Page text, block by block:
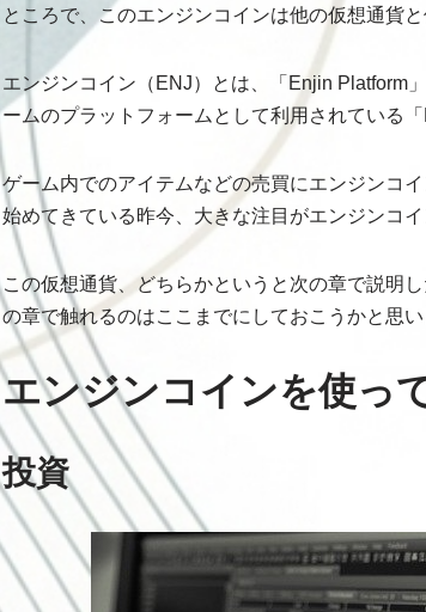
ところで、このエンジンコインは他の仮想通貨
エンジンコイン（ENJ）とは、「Enjin Platform
ームのプラットフォームとして利用されている
ゲーム内でのアイテムなどの売買にエンジンコ
始めてきている昨今、大きな注目がエンジンコ
この仮想通貨、どちらかというと次の章で説明
の章で触れるのはここまでにしておこうかと思い
エンジンコインを使っ
投資